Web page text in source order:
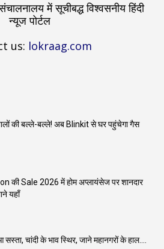
में सूचीबद्ध विश्वसनीय हिंदी
न्यूज पोर्टल
us: lokraag.com
की बल्ले-बल्ले! अब Blinkit से घर पहुंचेगा गैस
की Sale 2026 में होम अप्लायंसेज पर शानदार
यहाँ
सस्ता, चांदी के भाव स्थिर, जाने महानगरों के हाल….